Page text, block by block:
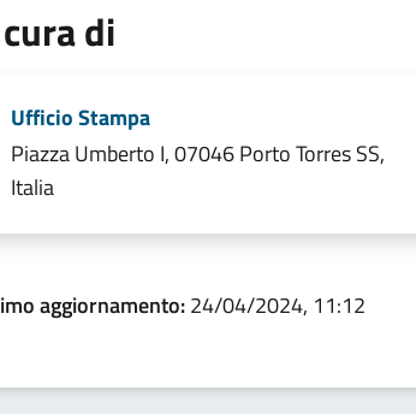
di
Ufficio Stampa
Piazza Umberto I, 07046 Porto Torres SS,
Italia
aggiornamento:24/04/2024, 11:12